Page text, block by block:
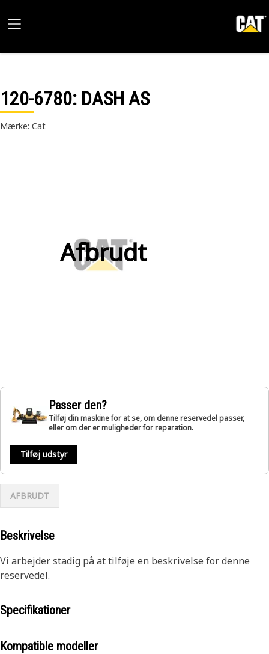
120-6780: DASH AS
Mærke: Cat
Afbrudt
Passer den?
Tilføj din maskine for at se, om denne reservedel passer,
eller om der er muligheder for reparation.
Tilføj udstyr
AFBRUDT
Beskrivelse
Vi arbejder stadig på at tilføje en beskrivelse for denne
reservedel.
Specifikationer
Kompatible modeller